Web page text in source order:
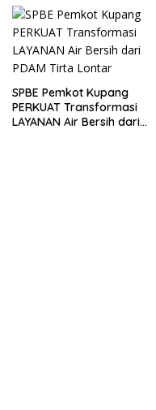
SPBE Pemkot Kupang
PERKUAT Transformasi
LAYANAN Air Bersih dari